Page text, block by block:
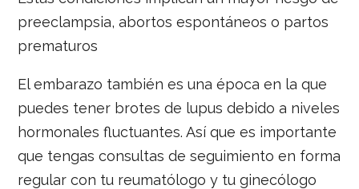
preeclampsia, abortos espontáneos o partos
prematuros
El embarazo también es una época en la que
puedes tener brotes de lupus debido a niveles
hormonales fluctuantes. Así que es importante
que tengas consultas de seguimiento en forma
regular con tu reumatólogo y tu ginecólogo